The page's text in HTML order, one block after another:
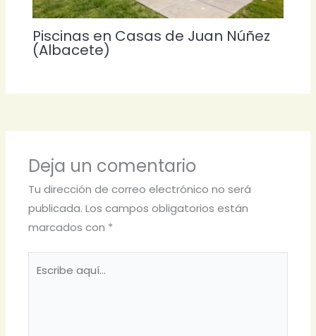
Piscinas en Casas de Juan Núñez
(Albacete)
Deja un comentario
Tu dirección de correo electrónico no será
publicada. Los campos obligatorios están
marcados con *